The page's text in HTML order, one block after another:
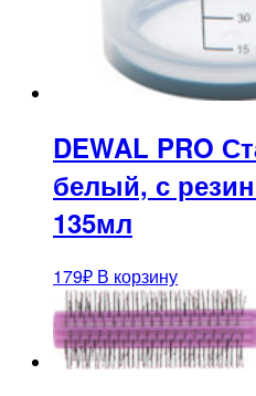
DEWAL PRO
белый, с
135мл
179₽ В корзину